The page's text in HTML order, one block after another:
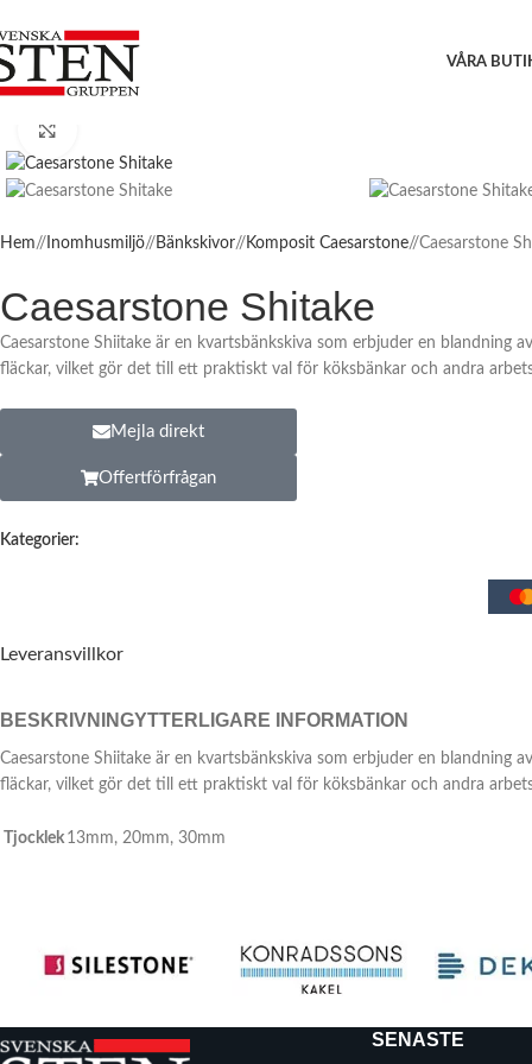
VÅRA
Hem/ Inomhusmiljö/ Bänkskivor/ Komposit Caesarstone/ Caesarstone
Caesarstone Shitake
Caesarstone Shiitake är en kvartsbänkskiva som erbjuder en blandning
fläckar, vilket gör det till ett praktiskt val för köksbänkar och andra
Mejla direkt
Offertförfrågan
Kategorier:
Leveransvillkor
BESKRIVNINGYTTERLIGARE INFORMATION
Caesarstone Shiitake är en kvartsbänkskiva som erbjuder en blandning
fläckar, vilket gör det till ett praktiskt val för köksbänkar och andra
Tjocklek 13mm, 20mm, 30mm
SENASTE